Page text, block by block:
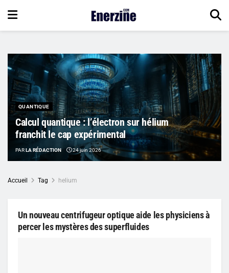
QUANTIQUE
Calcul quantique : l’électron sur hélium
franchit le cap expérimental
PARLA RÉDACTION 24 juin 2026
Accueil Tag helium
Un nouveau centrifugeur optique aide les physiciens à
percer les mystères des superfluides